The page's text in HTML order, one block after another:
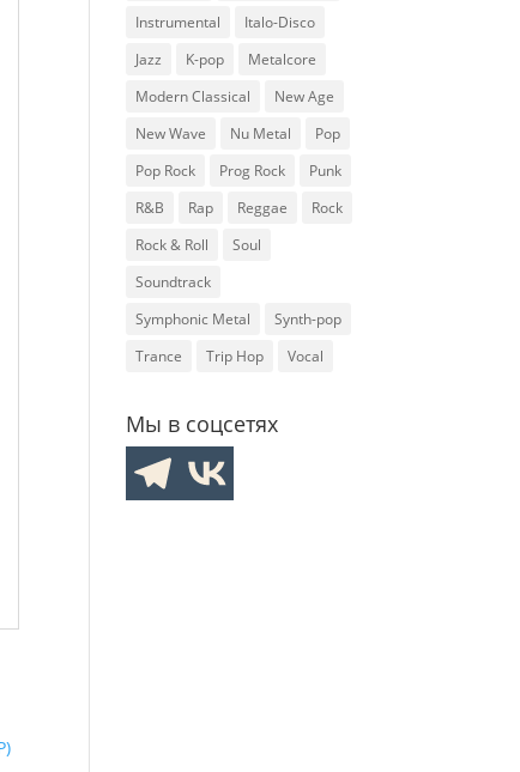
Instrumental
Italo-Disco
Jazz
K-pop
Metalcore
Modern Classical
New Age
New Wave
Nu Metal
Pop
Pop Rock
Prog Rock
Punk
R&B
Rap Reggae
Rock
Rock & Roll
Soul
Soundtrack
Symphonic Metal
Synth-pop
Trance
Trip Hop Vocal
Мы в соцсетях